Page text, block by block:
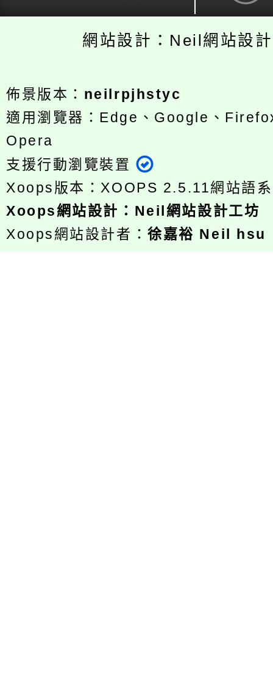
網站設計：Neil網站設
佈景版本： neilrpjhstyc
適用瀏覽器：Edge、Google、
Opera
支援行動瀏覽裝置
Xoops版本：XOOPS 2.5.11網站語
Xoops網站設計 ： Neil網站設計工坊
Xoops網站設計者：徐嘉裕 Neil hsu